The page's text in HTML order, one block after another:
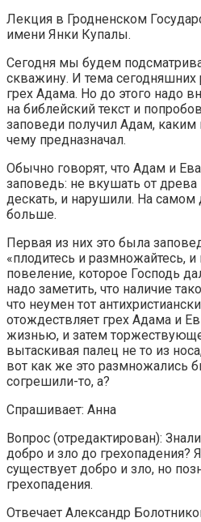
Лекция в Гродненском
имени Янки Купалы.
Сегодня мы будем
скважину. И тема
грех Адама. Но до этого надо
на библейский текст и
заповеди получил Адам, каким
чему предназначал.
Обычно говорят, что Адам и
заповедь: не вкушать от древа
дескать, и нарушили. На
больше.
Первая из них это была
«плодитесь и размножайтесь,
повеление, которое Господь
надо заметить, что наличие
что неумен тот
отождествляет грех Адама и
жизнью, и затем
вытаскивая палец не то из
вот как же это размножались
согрешили-то, а?
Спрашивает: Анна
Вопрос (отредактирован):
добро и зло до грехопадения?
существует добро и зло, но
грехопадения.
Отвечает Александр